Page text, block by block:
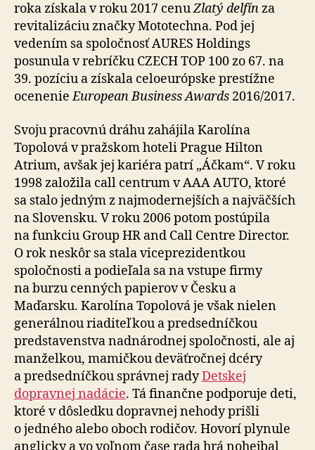
roka získala v roku 2017 cenuZlatý delfínza
revitalizáciu značky Mototechna. Pod jej
vedením sa spoločnosť AURES Holdings
posunula v rebríčku CZECH TOP 100 zo 67. na
39. pozíciu a získala celoeurópske prestížne
ocenenieEuropean Business Awards 2016/2017.
Svoju pracovnú dráhu zahájila Karolína
Topolová v pražskom hoteli Prague Hilton
Atrium, avšak jej kariéra patrí „Áčkam“. V roku
1998 založila call centrum v AAA AUTO, ktoré
sa stalo jedným z najmodernejších a najväčších
na Slovensku. V roku 2006 potom postúpila
na funkciu Group HR and Call Centre Director.
O rok neskôr sa stala viceprezidentkou
spoločnosti a podieľala sa na vstupe firmy
na burzu cenných papierov v Česku a
Maďarsku. Karolína Topolová je však nielen
generálnou riaditeľkou a predsedníčkou
predstavenstva nadnárodnej spoločnosti, ale aj
manželkou, mamičkou deväťročnej dcéry
a predsedníčkou správnej radyDetskej
dopravnej nadácie. Tá finančne podporuje deti,
ktoré v dôsledku dopravnej nehody prišli
o jedného alebo oboch rodičov. Hovorí plynule
anglicky a vo voľnom čase rada hrá nohejbal